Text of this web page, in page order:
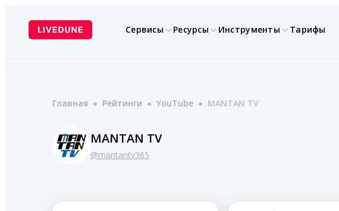
содержимому
Сервисы Ресурсы Инструменты Тарифы
Главная ● Рейтинги ● YouTube ● MANTAN TV
MANTAN TV
@mantantv365